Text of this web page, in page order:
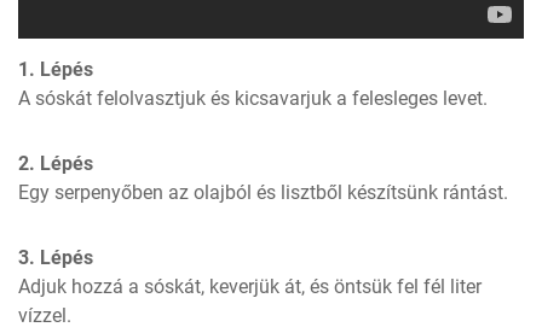
1. Lépés
A sóskát felolvasztjuk és kicsavarjuk a felesleges levet.
2. Lépés
Egy serpenyőben az olajból és lisztből készítsünk rántást.
3. Lépés
Adjuk hozzá a sóskát, keverjük át, és öntsük fel fél liter
vízzel.